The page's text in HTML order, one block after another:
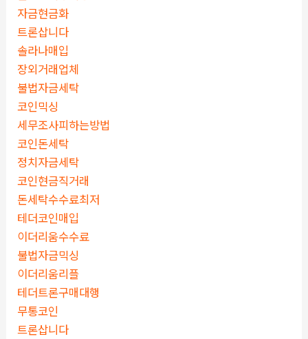
자금현금화
트론삽니다
솔라나매입
장외거래업체
불법자금세탁
코인믹싱
세무조사피하는방법
코인돈세탁
정치자금세탁
코인현금직거래
돈세탁수수료최저
테더코인매입
이더리움수수료
불법자금믹싱
이더리움리플
테더트론구매대행
무통코인
트론삽니다